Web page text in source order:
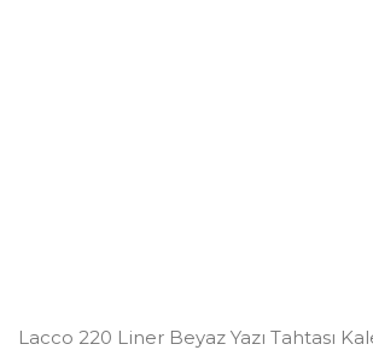
Lacco 220 Liner Beyaz Yazı Tahtası